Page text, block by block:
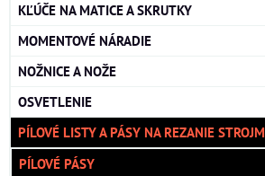
KĽÚČE NA MATICE A SKRUTKY
MOMENTOVÉ NÁRADIE
NOŽNICE A NOŽE
OSVETLENIE
PÍLOVÉ LISTY A PÁSY NA REZANIE
PÍLOVÉ PÁSY